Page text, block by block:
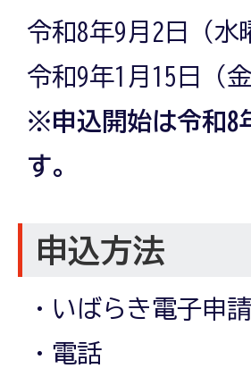
令和8年9月2日（
令和9年1月15日（
※申込開始は令和8
す。
申込方法
・いばらき電子申
・電話